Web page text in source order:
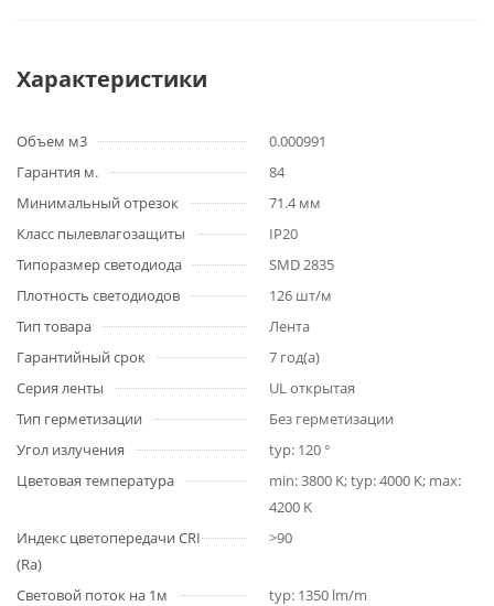
Характеристики
Объем м3
0.000991
Гарантия м.
84
Минимальный отрезок
71.4 мм
Класс пылевлагозащиты
IP20
Типоразмер светодиода
SMD 2835
Плотность светодиодов
126 шт/м
Тип товара
Лента
Гарантийный срок
7 год(а)
Серия ленты
UL открытая
Тип герметизации
Без герметизации
Угол излучения
typ: 120 °
Цветовая температура
min: 3800 K; typ: 4000 K; max:
4200 K
Индекс цветопередачи CRI
(Ra)
>90
Световой поток на 1м
typ: 1350 lm/m